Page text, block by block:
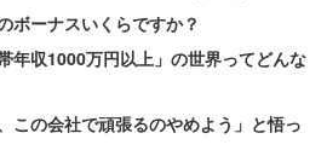
ぎて、まとめて縁切りした」
ちと一斉に縁を切って、さぞすっ
ボーナスいくらですか？
年収1000万円以上」の世界ってどんな
この会社で頑張るのやめよう」と悟っ